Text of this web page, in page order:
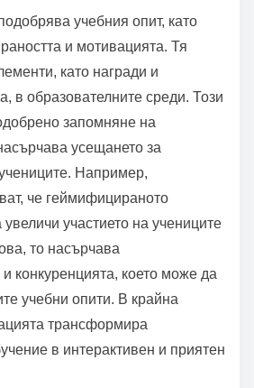
учебния опит, като
и мотивацията. Тя
като награди и
в образователните среди. Този
запомняне на
усещането за
Например,
че геймифицираното
участието на учениците
то насърчава
и конкуренцията, което може да
учебни опити. В крайна
трансформира
в интерактивен и приятен